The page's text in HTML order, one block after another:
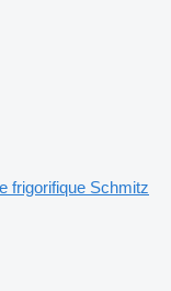
frigorifique Schmitz